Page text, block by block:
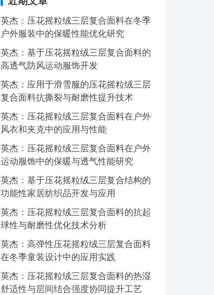
英杰：压花摇粒绒三层复合面料在冬季
户外服装中的保暖性能优化研究
英杰：基于压花摇粒绒三层复合面料的
高透气防风运动服饰开发
英杰：应用于滑雪服的压花摇粒绒三层
复合面料抗撕裂与耐磨性提升技术
英杰：压花摇粒绒三层复合面料在户外
风衣和夹克中的应用与性能
英杰：压花摇粒绒三层复合面料在户外
运动服饰中的保暖与透气性能研究
英杰：基于压花摇粒绒三层复合结构的
功能性家居纺织品开发与应用
英杰：压花摇粒绒三层复合面料的抗起
球性与耐磨性优化技术分析
英杰：高弹性压花摇粒绒三层复合面料
在冬季童装设计中的应用实践
英杰：压花摇粒绒三层复合面料的热湿
舒适性与层间结合强度协同提升工艺